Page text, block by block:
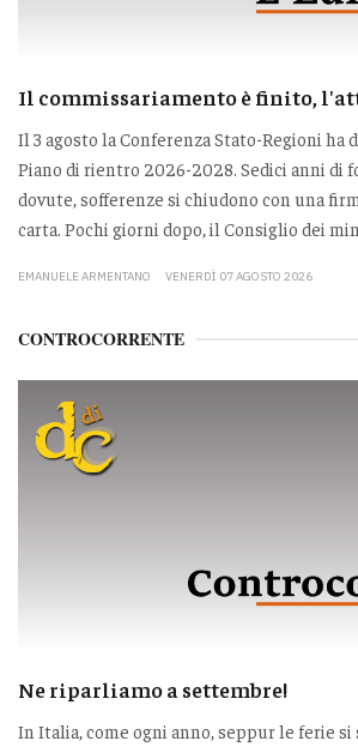
Il commissariamento è finito,
Il 3 agosto la Conferenza Stato-Regioni ha
Piano di rientro 2026-2028. Sedici anni di
dovute, sofferenze si chiudono con una
carta. Pochi giorni dopo, il Consiglio dei
EMANUELE ARMENTANO VENERDÌ 07 AGOSTO 2026
CONTROCORRENTE
Ne riparliamo a settembre!
In Italia, come ogni anno, seppur le ferie